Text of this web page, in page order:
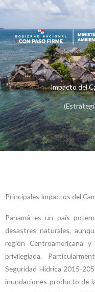
Ir
contenido
Impacto del
Principales Impactos del
Panamá es un país
desastres naturales,
región Centroamericana
privilegiada.
Seguridad Hídrica 2015-
inundaciones producto de